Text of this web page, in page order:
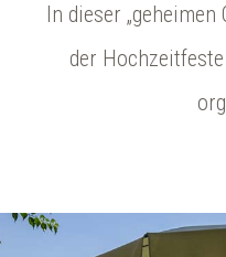
In dieser „geheimen
der